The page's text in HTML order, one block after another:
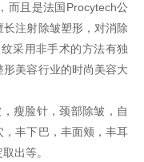
而且是法国Procytech公
注射除皱塑形，对消除
采用非手术的方法有独
美容行业的时尚美容大
瘦脸针，颈部除皱，自
丰下巴，丰面颊，丰耳
出等。